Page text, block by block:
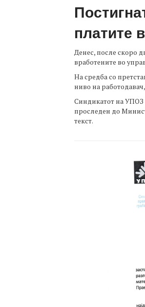
платите
Денес, после скоро
вработените во
На средба со
ниво на
Синдикатот на УПОЗ
проследен до
текст.